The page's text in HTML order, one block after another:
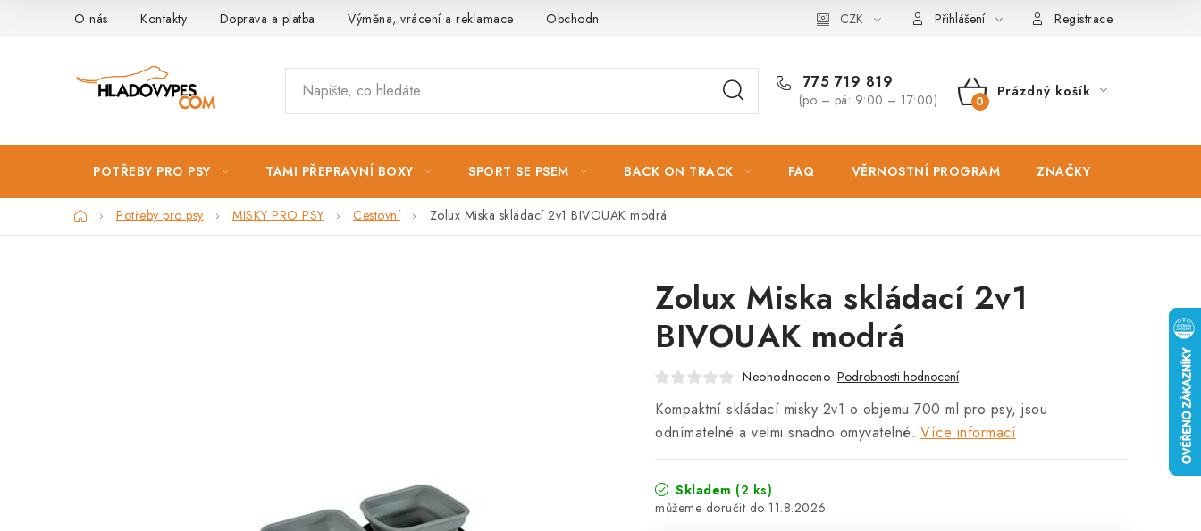
O nás Kontakty Doprava a platba Výměna, vrácení a reklamace Obchodní podmínky Podmínky ochrany osobních údajů Zásady použivání souboru cookies
CZK Přihlášení Registrace
775 719 819
(po – pá: 9:00 – 17:00)
NÁKUPNÍ
Prázdný košík
POTŘEBY PRO PSY TAMI PŘEPRAVNÍ BOXY SPORT SE PSEM BACK ON TRACK FAQ VĚRNOSTNÍ PROGRAM ZNAČKY
DomůPotřeby pro psy MISKY PRO PSY Cestovní Zolux Miska skládací 2v1 BIVOUAK modrá
Zolux Miska skládací 2v1
BIVOUAK modrá
Neohodnoceno Podrobnosti hodnocení
Kompaktní skládací misky 2v1 o objemu 700 ml pro psy, jsou
odnímatelné a velmi snadno omyvatelné. Více informací
Skladem (2 ks)
11.8.2026